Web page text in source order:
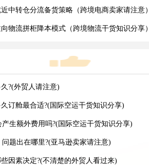
中转仓分流备货策略（跨境电商卖家请注意）
物流拼柜降本模式（跨境物流干货知识分享）
?(外贸人请注意)
订舱最合适?(国际空运干货知识分享)
生额外费用吗?(国际空运干货知识分享)
题出在哪里?(亚马逊卖家请注意)
因素决定?(不清楚的外贸人看过来)